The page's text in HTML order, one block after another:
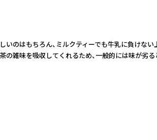
はもちろん、ミルクティーでも牛乳に
を吸収してくれるため、一般的には味